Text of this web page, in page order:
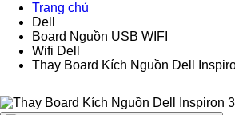
Trang chủ
Dell
Board Nguồn USB WIFI
Wifi Dell
Thay Board Kích Nguồn Dell